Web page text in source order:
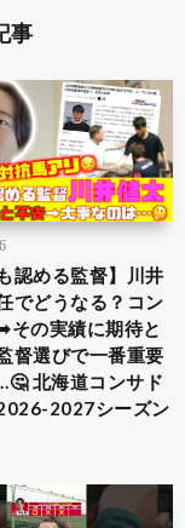
事
認める監督】川井
でどうなる？コン
その実績に期待と
督選びで一番重要
北海道コンサド
2027シーズン